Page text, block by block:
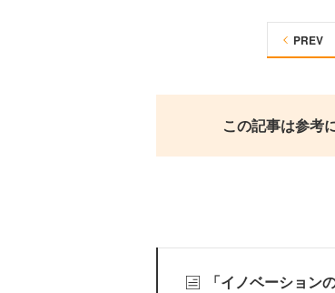
PREV
この記事は参考
「イノベーション